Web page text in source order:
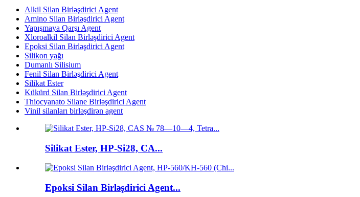
Alkil Silan Birləşdirici Agent
Amino Silan Birləşdirici Agent
Yapışmaya Qarşı Agent
Xloroalkil Silan Birləşdirici Agent
Epoksi Silan Birləşdirici Agent
Silikon yağı
Dumanlı Silisium
Fenil Silan Birləşdirici Agent
Silikat Ester
Kükürd Silan Birləşdirici Agent
Thiocyanato Silane Birləşdirici Agent
Vinil silanları birləşdirən agent
Silikat Ester, HP-Si28, CA...
Epoksi Silan Birləşdirici Agent...